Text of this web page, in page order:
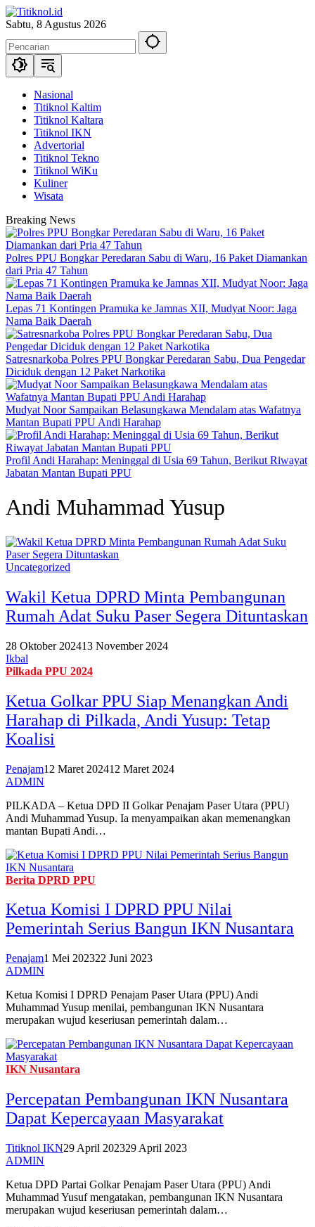
Langsung
ke
Sabtu, 8 Agustus 2026
Nasional
Titiknol Kaltim
Titiknol Kaltara
Titiknol IKN
Advertorial
Titiknol Tekno
Titiknol WiKu
Kuliner
Wisata
Breaking News
Polres PPU Bongkar Peredaran Sabu di Waru, 16 Paket Diamankan
dari Pria 47 Tahun
Lepas 71 Kontingen Pramuka ke Jamnas XII, Mudyat Noor: Jaga
Nama Baik Daerah
Satresnarkoba Polres PPU Bongkar Peredaran Sabu, Dua Pengedar
Diciduk dengan 12 Paket Narkotika
Mudyat Noor Sampaikan Belasungkawa Mendalam atas Wafatnya
Mantan Bupati PPU Andi Harahap
Profil Andi Harahap: Meninggal di Usia 69 Tahun, Berikut Riwayat
Jabatan Mantan Bupati PPU
Andi Muhammad Yusup
Uncategorized
Wakil Ketua DPRD Minta Pembangunan
Rumah Adat Suku Paser Segera Dituntaskan
28 Oktober 202413 November 2024
Ikbal
Pilkada PPU 2024
Ketua Golkar PPU Siap Menangkan Andi
Harahap di Pilkada, Andi Yusup: Tetap
Koalisi
Penajam12 Maret 202412 Maret 2024
ADMIN
PILKADA – Ketua DPD II Golkar Penajam Paser Utara (PPU)
Andi Muhammad Yusup. Ia menyampaikan akan memenangkan
mantan Bupati Andi…
Berita DPRD PPU
Ketua Komisi I DPRD PPU Nilai
Pemerintah Serius Bangun IKN Nusantara
Penajam1 Mei 202322 Juni 2023
ADMIN
Ketua Komisi I DPRD Penajam Paser Utara (PPU) Andi
Muhammad Yusup menilai, pembangunan IKN Nusantara
merupakan wujud keseriusan pemerintah dalam…
IKN Nusantara
Percepatan Pembangunan IKN Nusantara
Dapat Kepercayaan Masyarakat
Titiknol IKN29 April 202329 April 2023
ADMIN
Ketua DPD Partai Golkar Penajam Paser Utara (PPU) Andi
Muhammad Yusuf mengatakan, pembangunan IKN Nusantara
merupakan wujud keseriusan pemerintah dalam…